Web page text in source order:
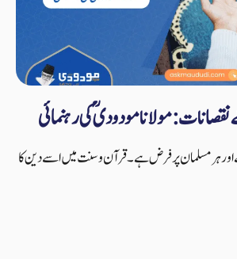
مولانا مودودیؒ کی رہنمائی
اور ہر مسلمان پر فرض ہے۔ قرآن و سنت میں اسے دین کا